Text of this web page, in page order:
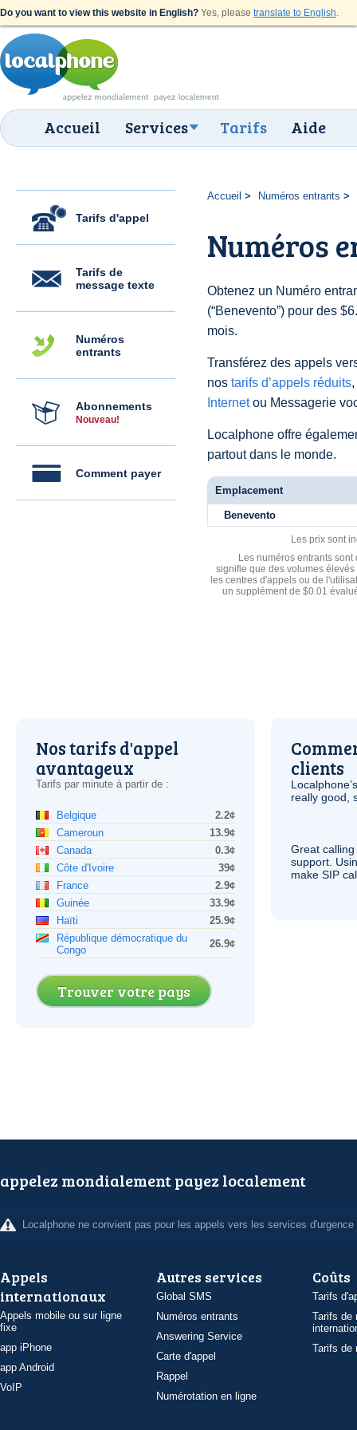
Do you want to view this website in English? Yes, please translate to English.
Accueil Services Tarifs Aide
Tarifs d'appel
Tarifs de
message texte
Numéros
entrants
Abonnements
Nouveau!
Comment payer
Accueil Numéros entrants
Numéros
Obtenez un Numéro
(“Benevento”) pour des
mois.
Transférez des appels
nos tarifs d’appels réduits
Internetou Messagerie
Localphone offre
partout dans le monde.
Emplacement
Benevento
Les prix sont
Les numéros entrants
signifie que des volumes
les centres d'appels ou de
un supplément de $0.01
Nos tarifs d'appel
avantageux
Tarifs par minute à partir de :
Belgique
2.2¢
Cameroun
13.9¢
Canada
0.3¢
Côte d'Ivoire
39¢
France
2.9¢
Guinée
33.9¢
Haïti
25.9¢
République démocratique du
Congo
26.9¢
Trouver votre pays
clients
really good,
Great
support.
make SIP
appelez mondialement payez localement
Localphone ne convient pas pour les appels vers les services d'urgence
Appels
internationaux
Appels mobile ou sur ligne
fixe
app iPhone
app Android
VoIP
Autres services
Global SMS
Numéros entrants
Answering Service
Carte d'appel
Rappel
Numérotation en ligne
Coûts
Tarifs
Tarifs de
Tarifs de